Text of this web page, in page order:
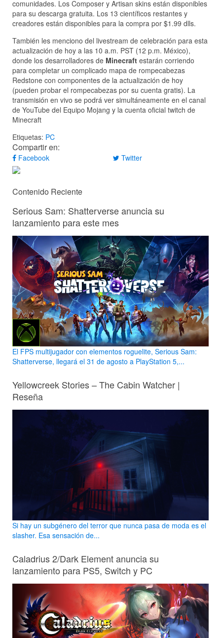
comunidades. Los Composer y Artisan skins están disponibles
para su descarga gratuita. Los 13 científicos restantes y
creadores están disponibles para la compra por $1.99 dlls.
También les menciono del livestream de celebración para esta
actualización de hoy a las 10 a.m. PST (12 p.m. México),
donde los desarrolladores de Minecraft estarán corriendo
para completar un complicado mapa de rompecabezas
Redstone con componentes de la actualización de hoy
(pueden probar el rompecabezas por su cuenta gratis). La
transmisión en vivo se podrá ver simultáneamente en el canal
de YouTube del Equipo Mojang y la cuenta oficial twitch de
Minecraft
Etiquetas: PC
Compartir en:
Facebook Twitter
Contenido Reciente
Serious Sam: Shatterverse anuncia su
lanzamiento para este mes
El FPS multijugador con elementos roguelite, Serious Sam:
Shatterverse, llegará el 31 de agosto a PlayStation 5,...
Yellowcreek Stories – The Cabin Watcher |
Reseña
Si hay un subgénero del terror que nunca pasa de moda es el
slasher. Esa sensación de...
Caladrius 2/Dark Element anuncia su
lanzamiento para PS5, Switch y PC